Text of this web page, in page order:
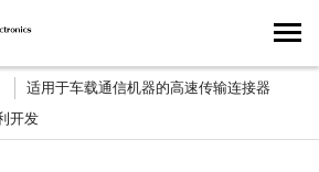
适用于车载通信机器的高速传输连接器
开发